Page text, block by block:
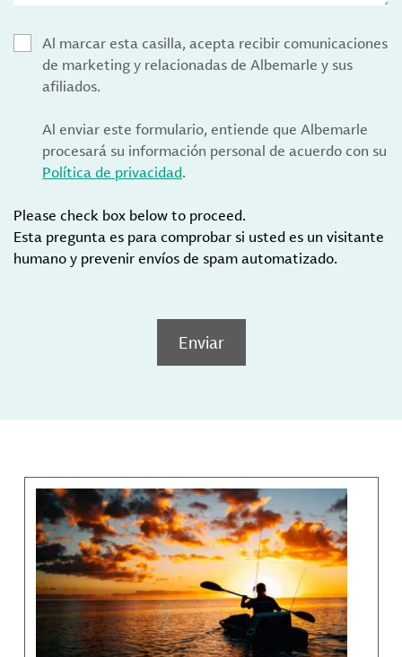
Al marcar esta casilla, acepta recibir comunicaciones
de marketing y relacionadas de Albemarle y sus
afiliados.
Al enviar este formulario, entiende que Albemarle
procesará su información personal de acuerdo con su
Política de privacidad.
Please check box below to proceed.
Esta pregunta es para comprobar si usted es un visitante
humano y prevenir envíos de spam automatizado.
Enviar